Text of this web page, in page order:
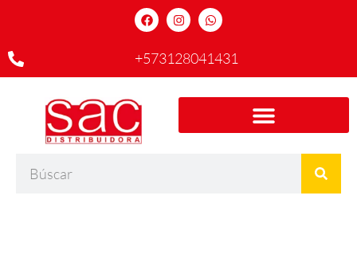
+573128041431